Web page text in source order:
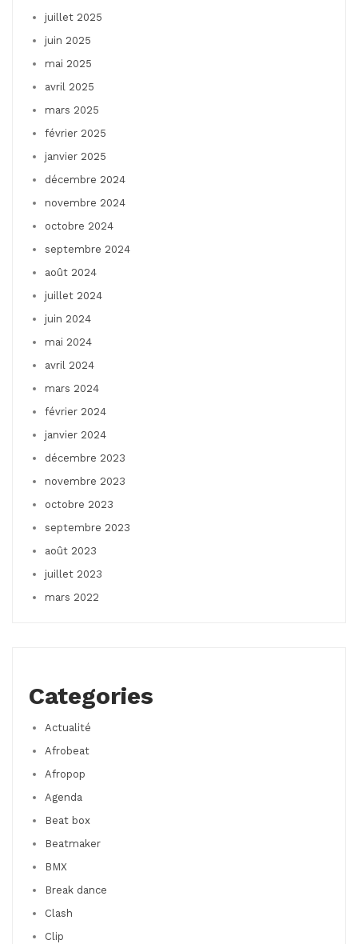
juillet 2025
juin 2025
mai 2025
avril 2025
mars 2025
février 2025
janvier 2025
décembre 2024
novembre 2024
octobre 2024
septembre 2024
août 2024
juillet 2024
juin 2024
mai 2024
avril 2024
mars 2024
février 2024
janvier 2024
décembre 2023
novembre 2023
octobre 2023
septembre 2023
août 2023
juillet 2023
mars 2022
Categories
Actualité
Afrobeat
Afropop
Agenda
Beat box
Beatmaker
BMX
Break dance
Clash
Clip